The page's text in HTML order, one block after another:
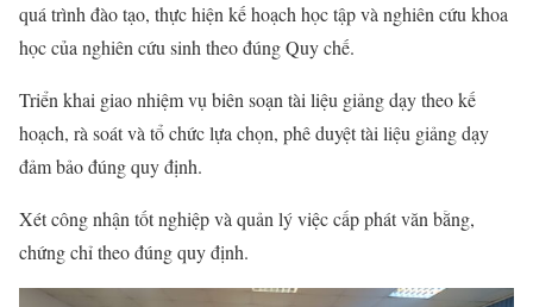
quá trình đào tạo, thực hiện kế hoạch học tập và nghiên cứu khoa
học của nghiên cứu sinh theo đúng Quy chế.
Triển khai giao nhiệm vụ biên soạn tài liệu giảng dạy theo kế
hoạch, rà soát và tổ chức lựa chọn, phê duyệt tài liệu giảng dạy
đảm bảo đúng quy định.
Xét công nhận tốt nghiệp và quản lý việc cấp phát văn bằng,
chứng chỉ theo đúng quy định.